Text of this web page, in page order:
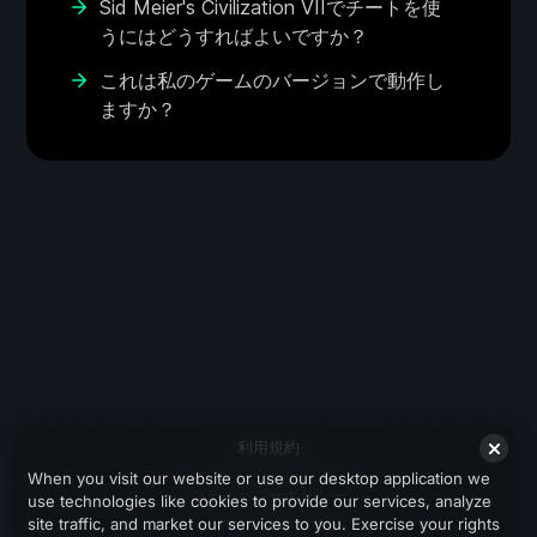
Sid Meier's Civilization VIIでチートを使
うにはどうすればよいですか？
これは私のゲームのバージョンで動作し
ますか？
利用規約
プライバシーポリシー
When you visit our website or use our desktop application we
use technologies like cookies to provide our services, analyze
site traffic, and market our services to you. Exercise your rights